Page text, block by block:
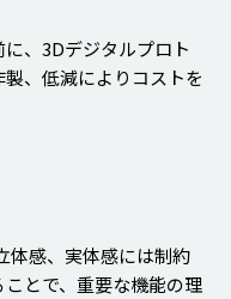
、3Dデジタルプロト
、低減によりコストを
体感、実体感には制約
とで、重要な機能の理